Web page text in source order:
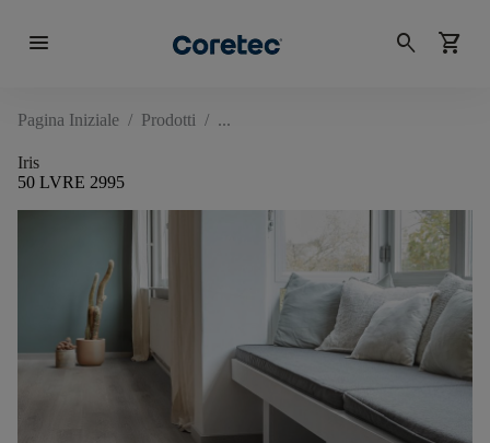
menu search shopping_cart
Pagina Iniziale / Prodotti /
Iris
50 LVRE 2995